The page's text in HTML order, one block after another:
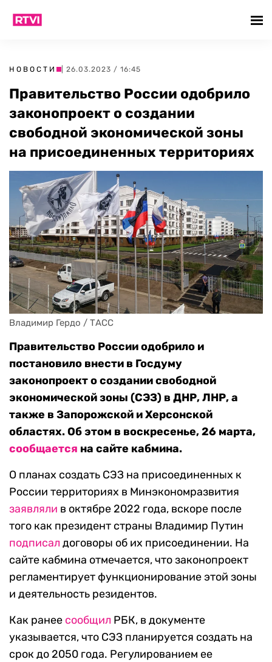
НОВОСТИ | 26.03.2023 / 16:45
Правительство России одобрило
законопроект о создании
свободной экономической зоны
на присоединенных территориях
Владимир Гердо / ТАСС
Правительство России одобрило и
постановило внести в Госдуму
законопроект о создании свободной
экономической зоны (СЭЗ) в ДНР, ЛНР, а
также в Запорожской и Херсонской
областях. Об этом в воскресенье, 26 марта,
сообщается на сайте кабмина.
О планах создать СЭЗ на присоединенных к
России территориях в Минэкономразвития
заявляли в октябре 2022 года, вскоре после
того как президент страны Владимир Путин
подписал договоры об их присоединении. На
сайте кабмина отмечается, что законопроект
регламентирует функционирование этой зоны
и деятельность резидентов.
Как ранее сообщил РБК, в документе
указывается, что СЭЗ планируется создать на
срок до 2050 года. Регулированием ее